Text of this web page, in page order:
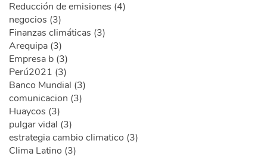
Reducción de emisiones (4)
negocios (3)
Finanzas climáticas (3)
Arequipa (3)
Empresa b (3)
Perú2021 (3)
Banco Mundial (3)
comunicacion (3)
Huaycos (3)
pulgar vidal (3)
estrategia cambio climatico (3)
Clima Latino (3)